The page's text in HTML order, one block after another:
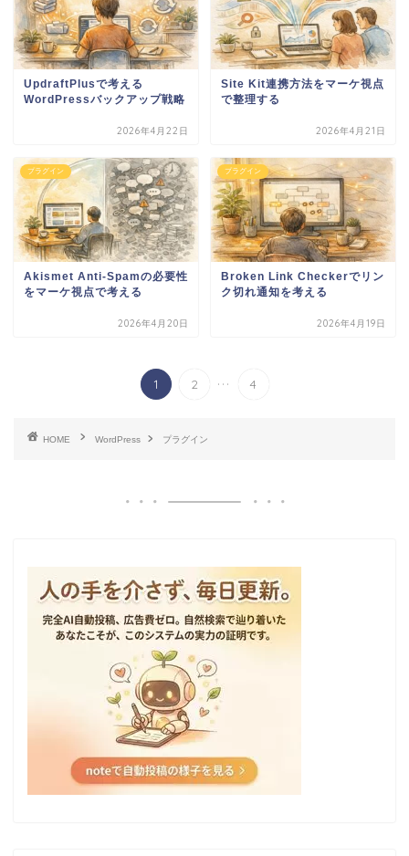
UpdraftPlusで考える
WordPressバックアップ戦略
2026年4月22日
Site Kit連携方法をマーケ視点
で整理する
2026年4月21日
プラグイン
Akismet Anti-Spamの必要性
をマーケ視点で考える
2026年4月20日
プラグイン
Broken Link Checkerでリン
ク切れ通知を考える
2026年4月19日
1 2 ... 4
HOME WordPress プラグイン